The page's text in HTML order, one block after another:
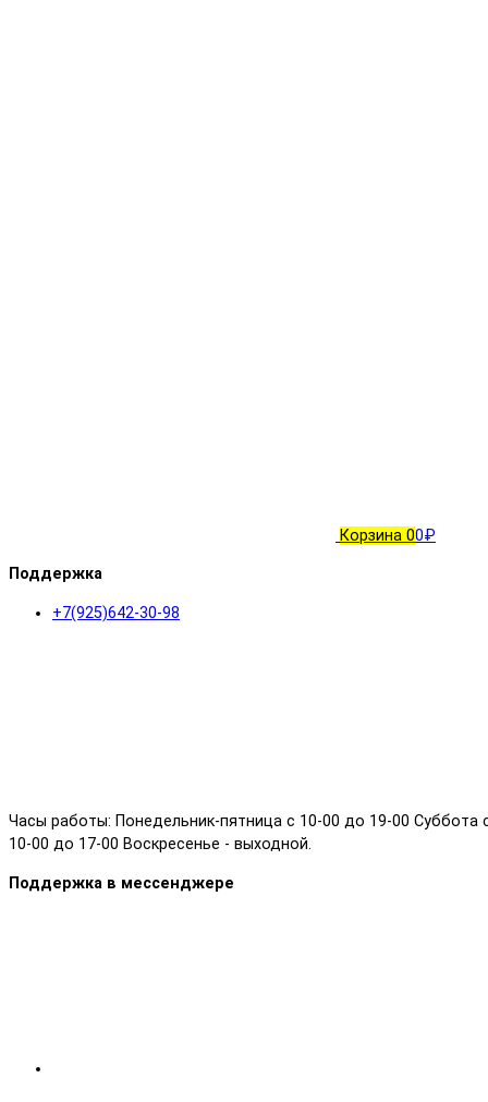
Корзина 00₽
Поддержка
+7(925)642-30-98
Часы работы: Понедельник-пятница с 10-00 до 19-00 Суббота
10-00 до 17-00 Воскресенье - выходной.
Поддержка в мессенджере